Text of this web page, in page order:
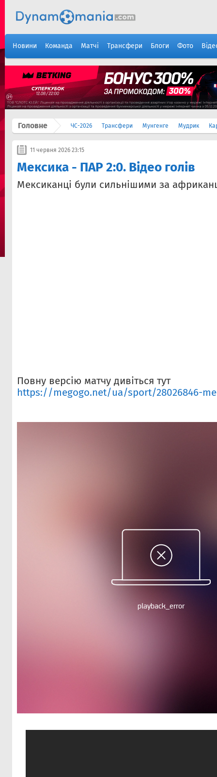
Новини Команда Матчі Трансфери Блоги Фото
Головне ЧС-2026 Трансфери Мунгенге Мудрик
11 червня 2026 23:15
Мексика - ПАР 2:0. Відео голів
Мексиканці були сильнішими за
Повну версію матчу дивіться тут
https://megogo.net/ua/sport/28026846-